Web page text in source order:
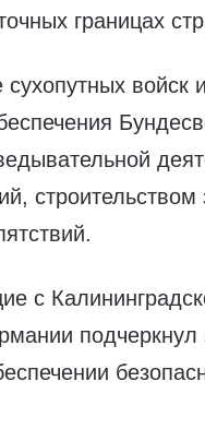
границах
войск и
с
подчеркнул